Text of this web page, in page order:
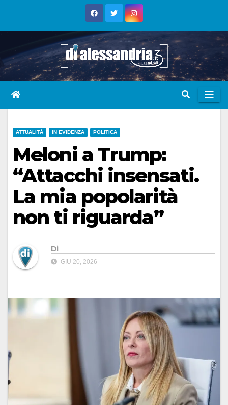
ATTUALITÀ IN EVIDENZA POLITICA
Meloni a Trump:
“Attacchi insensati.
La mia popolarità
non ti riguarda”
Di
GIU 20, 2026